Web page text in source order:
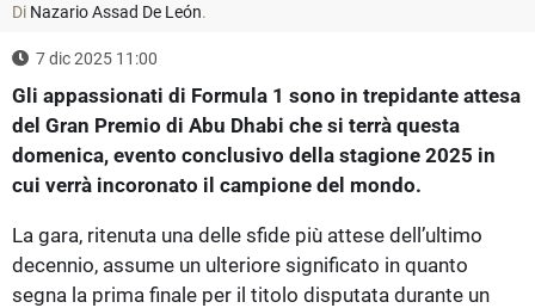
Di Nazario Assad De León.
7 dic 2025 11:00
Gli appassionati di Formula 1 sono in trepidante attesa
del Gran Premio di Abu Dhabi che si terrà questa
domenica, evento conclusivo della stagione 2025 in
cui verrà incoronato il campione del mondo.
La gara, ritenuta una delle sfide più attese dell’ultimo
decennio, assume un ulteriore significato in quanto
segna la prima finale per il titolo disputata durante un